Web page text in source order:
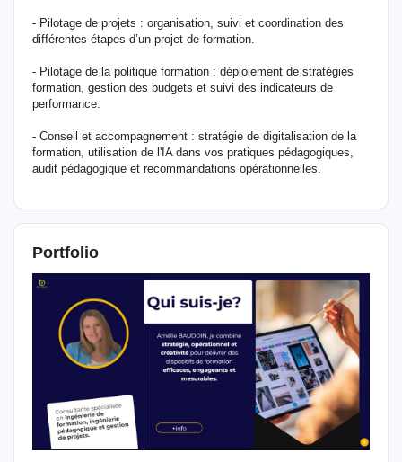
- Pilotage de projets : organisation, suivi et coordination des
différentes étapes d’un projet de formation.
- Pilotage de la politique formation : déploiement de stratégies
formation, gestion des budgets et suivi des indicateurs de
performance.
- Conseil et accompagnement : stratégie de digitalisation de la
formation, utilisation de l'IA dans vos pratiques pédagogiques,
audit pédagogique et recommandations opérationnelles.
Portfolio